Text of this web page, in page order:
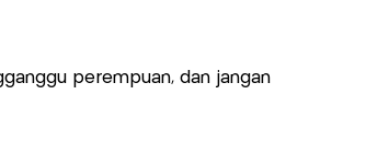
perempuan, dan jangan